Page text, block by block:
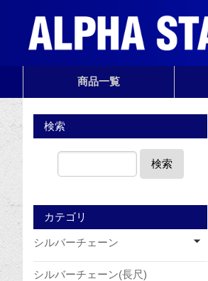
商品一覧
検索
検索
カテゴリ
シルバーチェーン
シルバーチェーン(長尺)